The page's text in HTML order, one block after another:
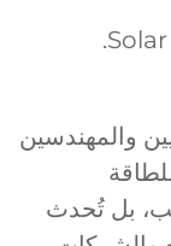
والمهندسين
بل تُحدث